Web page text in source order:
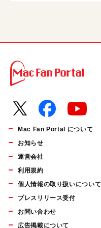
Mac Fan Portal について
お知らせ
運営会社
利用規約
個人情報の取り扱いについて
プレスリリース受付
お問い合わせ
広告掲載について